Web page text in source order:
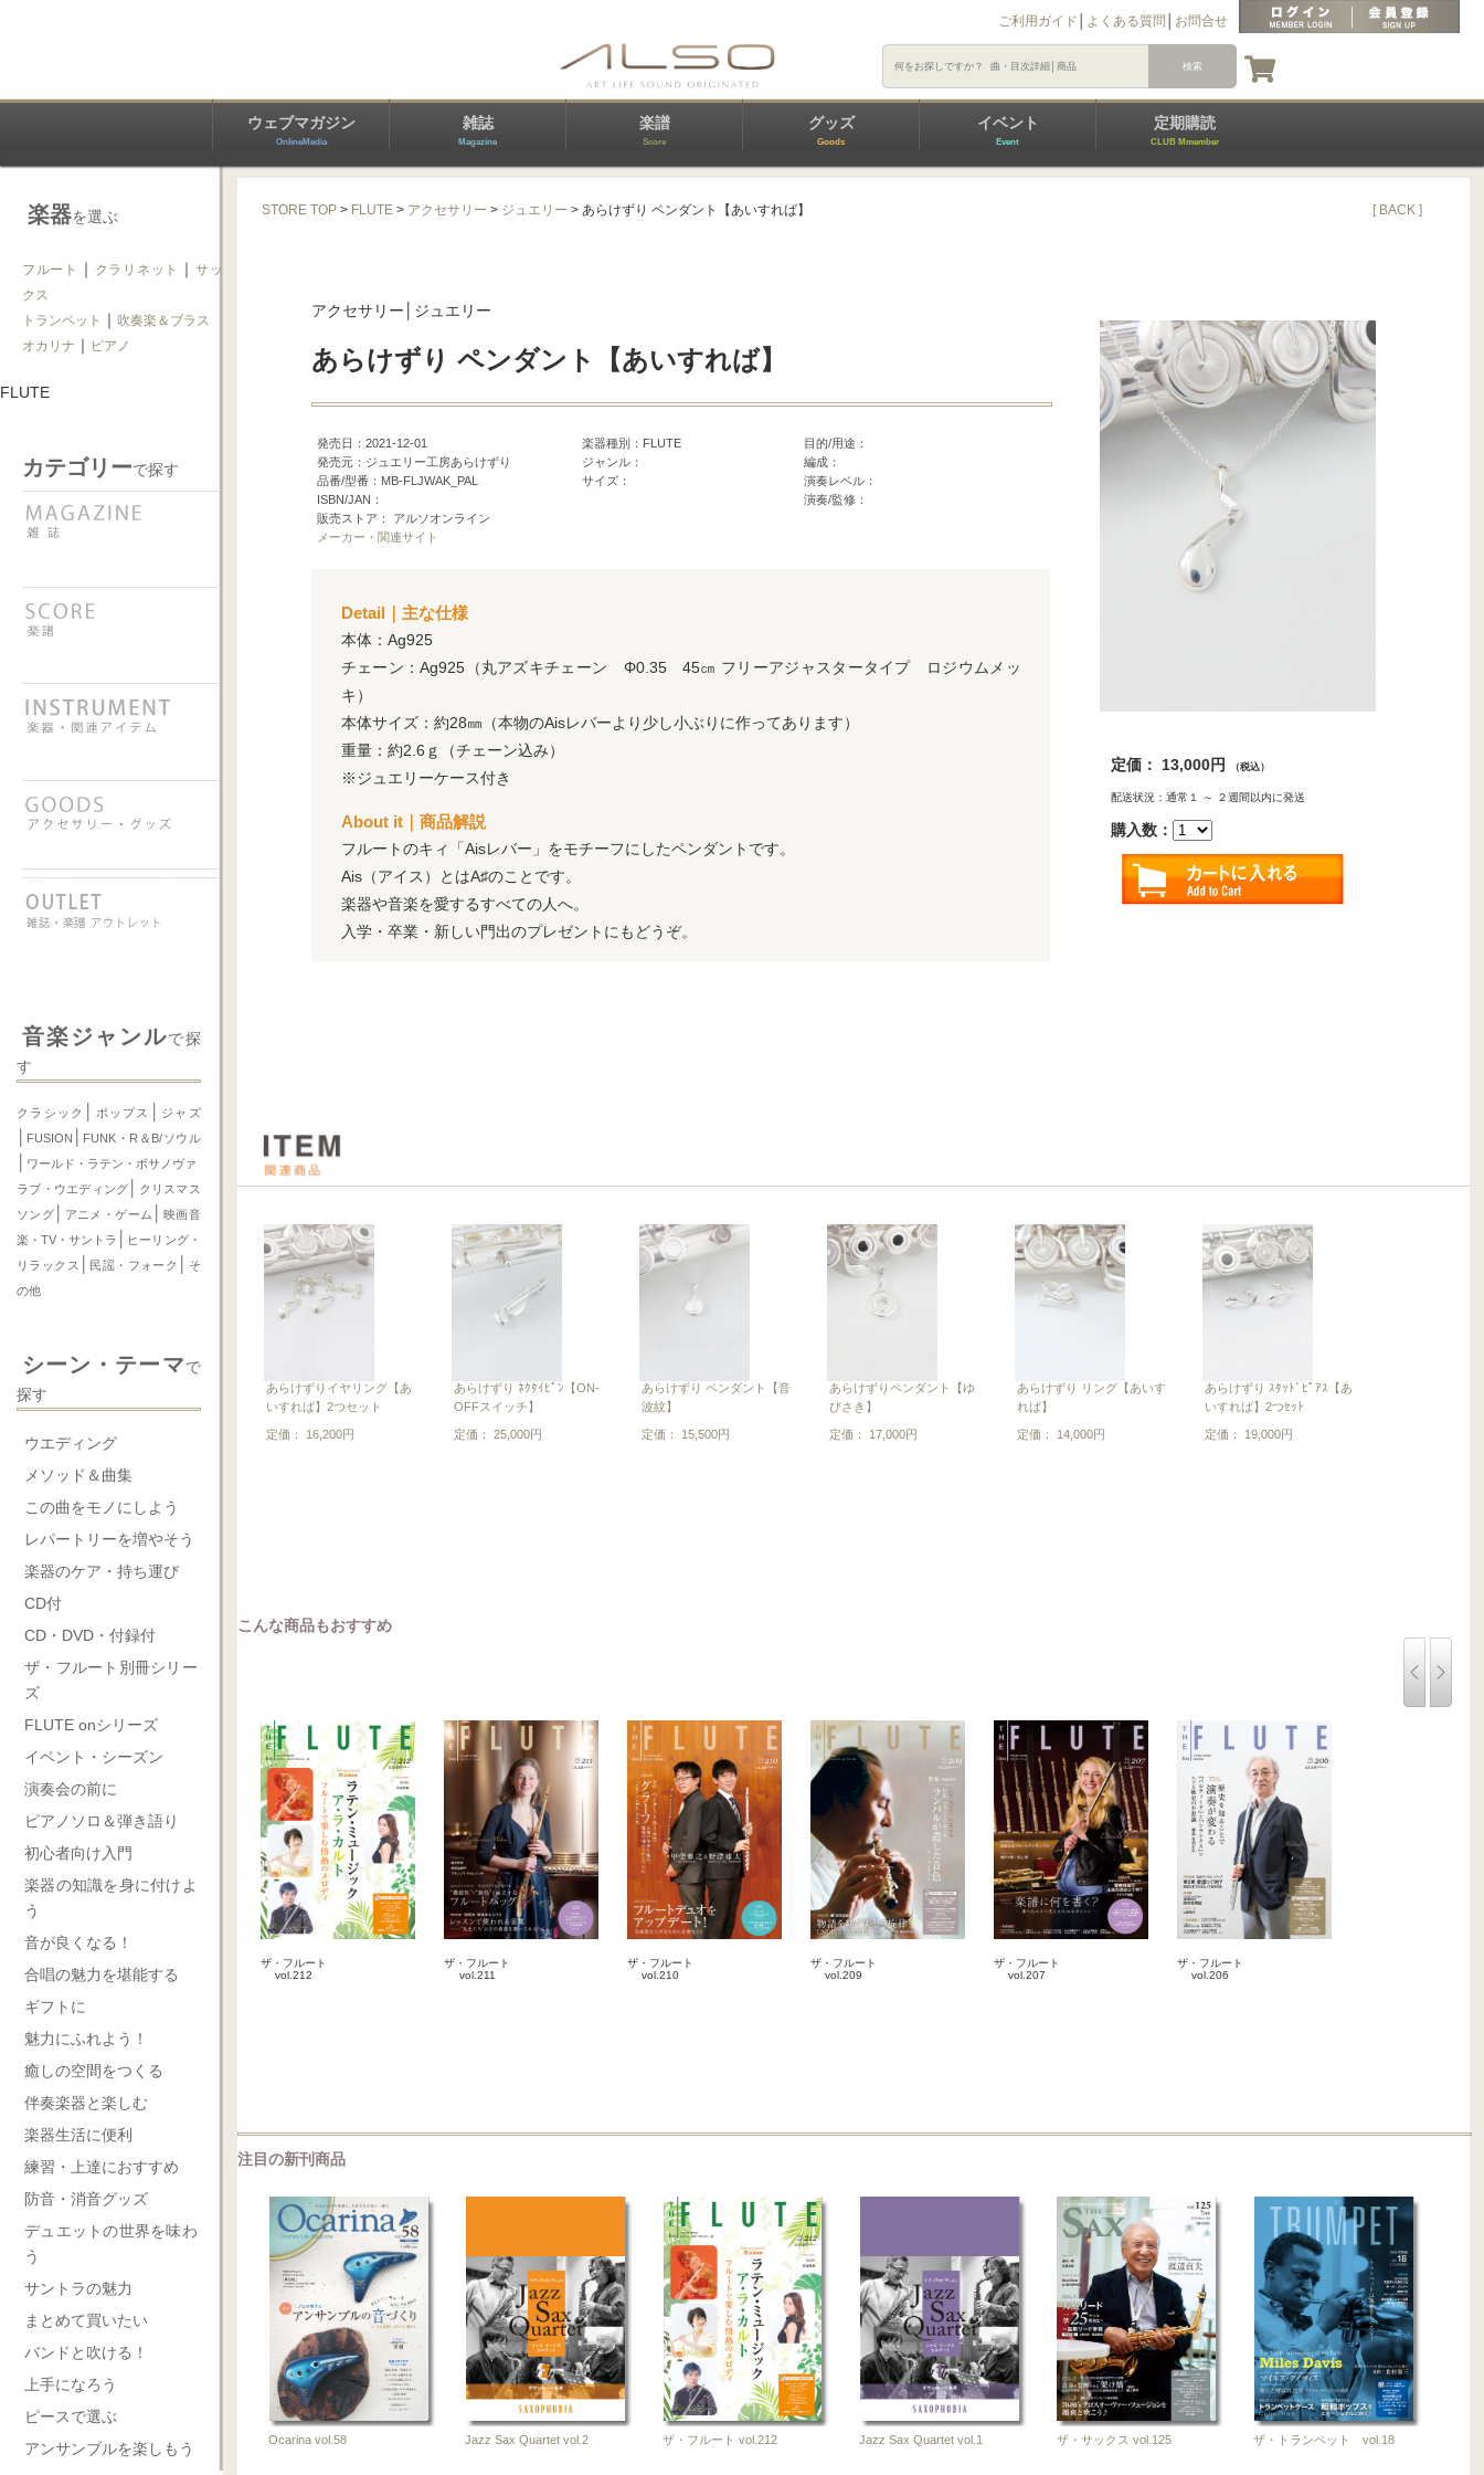
ご利用ガイド よくある質問 お問合せ
ウェブマガジン
OnlineMedia
雑誌
Magazine
楽譜
Score
グッズ
Goods
イベント
Event
定期購読
CLUB Mmember
楽器を選ぶ
フルート ｜ クラリネット ｜ サッ
クス
トランペット
｜ 吹奏楽＆ブラス
オカリナ ｜ ピアノ
FLUTE
カテゴリーで探す
音楽ジャンルで探
す
クラシック ポップス ジャズ
FUSION FUNK・R＆B/ソウル
ワールド・ラテン・ボサノヴァ
ラブ・ウエディング
クリスマス
ソング
アニメ・ゲーム
映画音
楽・TV・サントラ
ヒーリング・
リラックス
民謡・フォーク
そ
の他
シーン・テーマで
探す
ウエディング
メソッド＆曲集
この曲をモノにしよう
レパートリーを増やそう
楽器のケア・持ち運び
CD付
CD・DVD・付録付
ザ・フルート別冊シリー
ズ
FLUTE onシリーズ
イベント・シーズン
演奏会の前に
ピアノソロ＆弾き語り
初心者向け入門
楽器の知識を身に付けよ
う
音が良くなる！
合唱の魅力を堪能する
ギフトに
魅力にふれよう！
癒しの空間をつくる
伴奏楽器と楽しむ
楽器生活に便利
練習・上達におすすめ
防音・消音グッズ
デュエットの世界を味わ
う
サントラの魅力
まとめて買いたい
バンドと吹ける！
上手になろう
ピースで選ぶ
アンサンブルを楽しもう
STORE TOP > FLUTE > アクセサリー > ジュエリー > あらけずり ペンダント【あいすれば】 [ BACK ]
アクセサリー│ジュエリー
あらけずり ペンダント【あいすれば】
発売日：2021-12-01
発売元：ジュエリー工房あらけずり
品番/型番：MB-FLJWAK_PAL
ISBN/JAN：
販売ストア： アルソオンライン
メーカー・関連サイト
楽器種別：FLUTE
ジャンル：
サイズ：
目的/用途：
編成：
演奏レベル：
演奏/監修：
Detail｜主な仕様
本体： Ag925
チェーン：Ag925 （丸アズキチェーン Φ0.35 45㎝ フリーアジャスタータイプ ロジウムメッ
キ）
本体サイズ：約28㎜（本物のAisレバーより少し小ぶりに作ってあります）
重量：約2.6 ｇ（チェーン込み）
※ジュエリーケース付き
About it｜商品解説
フルートのキィ「Aisレバー」をモチーフにしたペンダント です。
Ais（アイス）とはA♯のことです。
楽器や音楽を愛するすべての人へ。
入学・卒業・新しい門出のプレゼントにもどうぞ。
定価： 13,000円 （税込）
配送状況：通常１ ～ ２週間以内に発送
購入数：
あらけずりイヤリング【あ
いすれば】2つセット
定価： 16,200円
あらけずり ﾈｸﾀｲﾋﾟﾝ【ON-
OFFスイッチ】
定価： 25,000円
あらけずり ペンダント【音
波紋】
定価： 15,500円
あらけずりペンダント【ゆ
びさき】
定価： 17,000円
あらけずり リング【あいす
れば】
定価： 14,000円
あらけずり ｽﾀｯﾄﾞﾋﾟｱｽ【あ
いすれば】2つｾｯﾄ
定価： 19,000円
こんな商品もおすすめ
ザ・フルート
vol.212
ザ・フルート
vol.211
ザ・フルート
vol.210
ザ・フルート
vol.209
ザ・フルート
vol.207
ザ・フルート
vol.206
ザ・フルート
vol.205
ザ・フルート
vol.204
注目の新刊商品
Ocarina vol.58 Jazz Sax Quartet vol.2 ザ・フルート vol.212 Jazz Sax Quartet vol.1 ザ・サックス vol.125 ザ・トランペット vol.18